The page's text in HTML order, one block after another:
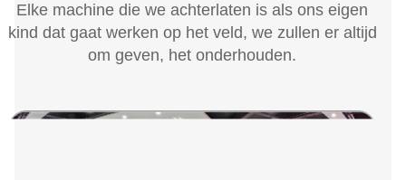
Elke machine die we achterlaten is als ons eigen
kind dat gaat werken op het veld, we zullen er altijd
om geven, het onderhouden.